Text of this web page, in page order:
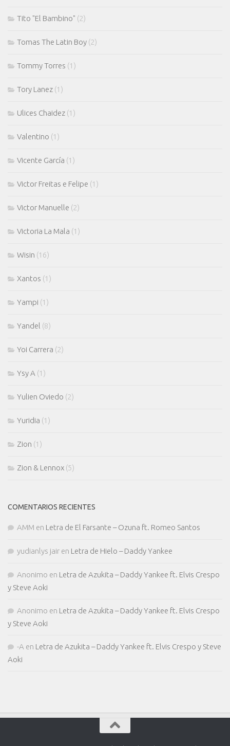
Tito "El Bambino" (2)
Tomas The Latin Boy (2)
Tommy Torres (1)
Tory Lanez (1)
Ulices Chaidez (1)
Valentino (1)
Vicente García (1)
Victor Freitas e Felipe (1)
Victor Manuelle (2)
Victoria La Mala (1)
Wisin (16)
Xantos (1)
Yampi (1)
Yandel (8)
Yoi Carrera (2)
Ysy A (1)
Yulien Oviedo (2)
Yuridia (1)
Zion (1)
Zion & Lennox (5)
COMENTARIOS RECIENTES
AMM en Letra de El Farsante – Ozuna ft. Romeo Santos
yudianlys jair en Letra de Hielo – Daddy Yankee
Anonimo en Letra de Azukita – Daddy Yankee ft. Elvis Crespo
y Steve Aoki
Anonimo en Letra de Azukita – Daddy Yankee ft. Elvis Crespo
y Steve Aoki
-A en Letra de Azukita – Daddy Yankee ft. Elvis Crespo y Steve
Aoki